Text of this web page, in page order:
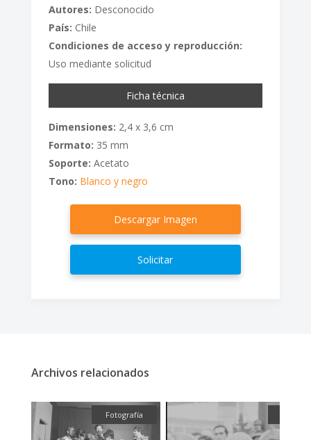
Autores: Desconocido
País: Chile
Condiciones de acceso y reproducción:
Uso mediante solicitud
Ficha técnica
Dimensiones: 2,4 x 3,6 cm
Formato: 35 mm
Soporte: Acetato
Tono: Blanco y negro
Descargar Imagen
Solicitar
Archivos relacionados
Fotografía